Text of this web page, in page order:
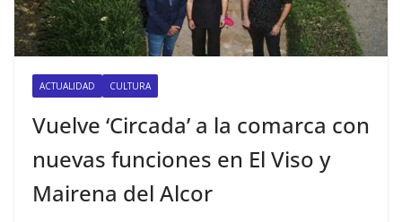
ACTUALIDAD CULTURA
Vuelve ‘Circada’ a la comarca con
nuevas funciones en El Viso y
Mairena del Alcor